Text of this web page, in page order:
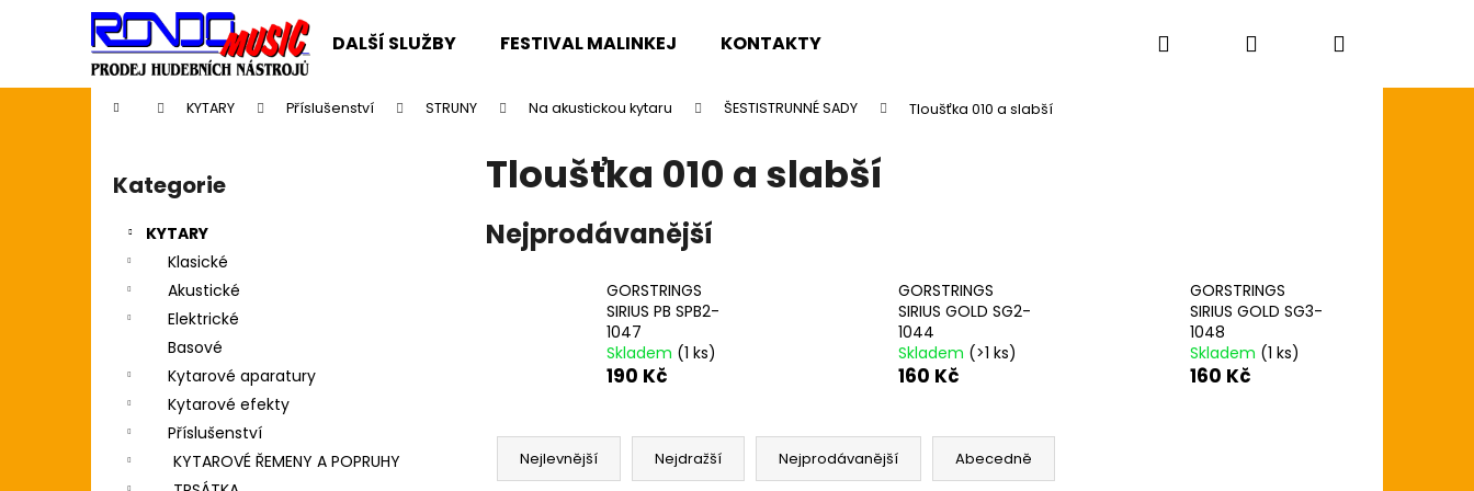
DALŠÍ SLUŽBY FESTIVAL MALINKEJ KONTAKTY Hledat PřihlášeníNákupní
Domů KYTARY Příslušenství STRUNY Na akustickou kytaru ŠESTISTRUNNÉ SADY Tloušťka 010 a slabší
Přeskočit
kategorie
Kategorie
KYTARY
Klasické
Akustické
Elektrické
Basové
Kytarové aparatury
Kytarové efekty
Příslušenství
KYTAROVÉ ŘEMENY A POPRUHY
Tloušťka 010 a slabší
Nejprodávanější
GORSTRINGS
SIRIUS PB SPB2-
1047
Skladem (1 ks)
190 Kč
GORSTRINGS
SIRIUS GOLD SG2-
1044
Skladem (>1 ks)
160 Kč
GORSTRINGS
SIRIUS GOLD SG3-
1048
Skladem (1 ks)
160 Kč
Ř
Nejlevnější Nejdražší Nejprodávanější Abecedně
í
Zpět
do
Zpět
do
Co potřebujete najít?
Doporučujeme
CASIO CDP S110BK BEZ STOJANU TOKAI CAT'S EYES DREADNOUGHT CE62 DR STRINGS DRAGON SKIN+ COATED